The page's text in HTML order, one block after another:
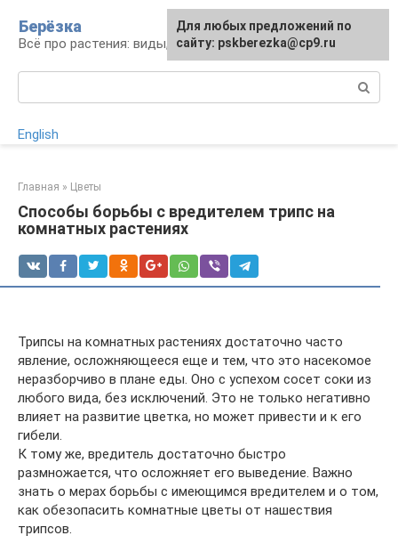
контенту
Берёзка
Всё про растения: виды, выращивание, уход
English
Главная » Цветы
Способы борьбы с вредителем трипс на
комнатных растениях
Трипсы на комнатных растениях достаточно часто
явление, осложняющееся еще и тем, что это насекомое
неразборчиво в плане еды. Оно с успехом сосет соки из
любого вида, без исключений. Это не только негативно
влияет на развитие цветка, но может привести и к его
гибели.
К тому же, вредитель достаточно быстро
размножается, что осложняет его выведение. Важно
знать о мерах борьбы с имеющимся вредителем и о том,
как обезопасить комнатные цветы от нашествия
трипсов.
Для любых предложений по
сайту: pskberezka@cp9.ru